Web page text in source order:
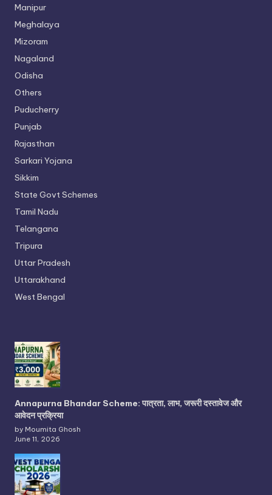
Manipur
Meghalaya
Mizoram
Nagaland
Odisha
Others
Puducherry
Punjab
Rajasthan
Sarkari Yojana
Sikkim
State Govt Schemes
Tamil Nadu
Telangana
Tripura
Uttar Pradesh
Uttarakhand
West Bengal
Annapurna Bhandar Scheme: पात्रता, लाभ, जरूरी दस्तावेज और
आवेदन प्रक्रिया
by Moumita Ghosh
June 11, 2026